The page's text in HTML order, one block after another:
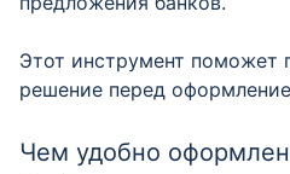
Этот инструмент поможет
решение перед
Чем удобно